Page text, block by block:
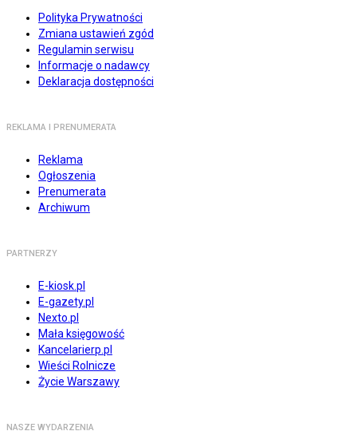
Polityka Prywatności
Zmiana ustawień zgód
Regulamin serwisu
Informacje o nadawcy
Deklaracja dostępności
REKLAMA I PRENUMERATA
Reklama
Ogłoszenia
Prenumerata
Archiwum
PARTNERZY
E-kiosk.pl
E-gazety.pl
Nexto.pl
Mała księgowość
Kancelarierp.pl
Wieści Rolnicze
Życie Warszawy
NASZE WYDARZENIA